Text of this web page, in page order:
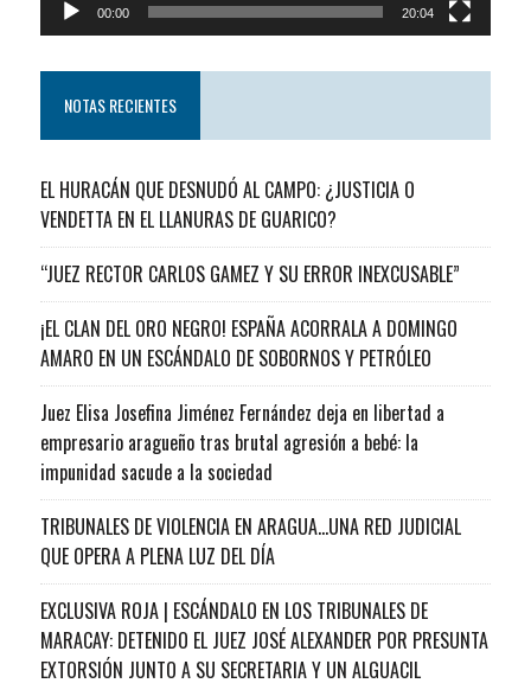
00:00 20:04
NOTAS RECIENTES
EL HURACÁN QUE DESNUDÓ AL CAMPO: ¿JUSTICIA O
VENDETTA EN EL LLANURAS DE GUARICO?
“JUEZ RECTOR CARLOS GAMEZ Y SU ERROR INEXCUSABLE”
¡EL CLAN DEL ORO NEGRO! ESPAÑA ACORRALA A DOMINGO
AMARO EN UN ESCÁNDALO DE SOBORNOS Y PETRÓLEO
Juez Elisa Josefina Jiménez Fernández deja en libertad a
empresario aragueño tras brutal agresión a bebé: la
impunidad sacude a la sociedad
TRIBUNALES DE VIOLENCIA EN ARAGUA…UNA RED JUDICIAL
QUE OPERA A PLENA LUZ DEL DÍA
EXCLUSIVA ROJA | ESCÁNDALO EN LOS TRIBUNALES DE
MARACAY: DETENIDO EL JUEZ JOSÉ ALEXANDER POR PRESUNTA
EXTORSIÓN JUNTO A SU SECRETARIA Y UN ALGUACIL